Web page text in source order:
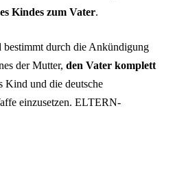
Kindes zum Vater.
bestimmt durch die Ankündigung
der Mutter, den Vater komplett
Kind und die deutsche
einzusetzen. ELTERN-